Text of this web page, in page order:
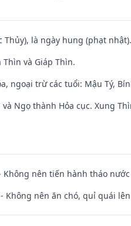
Thủy), là ngày hung (phạt nhật).
và Giáp Thìn.
ngoại trừ các tuổi: Mậu Tý,
Ngọ thành Hỏa cục. Xung
Không nên tiến hành tháo
Không nên ăn chó, quỉ quái